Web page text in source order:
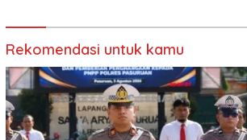
Rekomendasi untuk kamu